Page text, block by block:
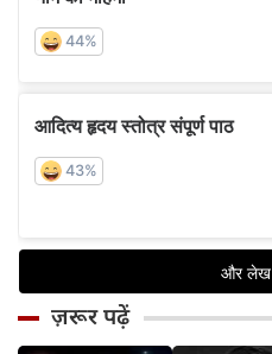
ज़रूर पढ़ें